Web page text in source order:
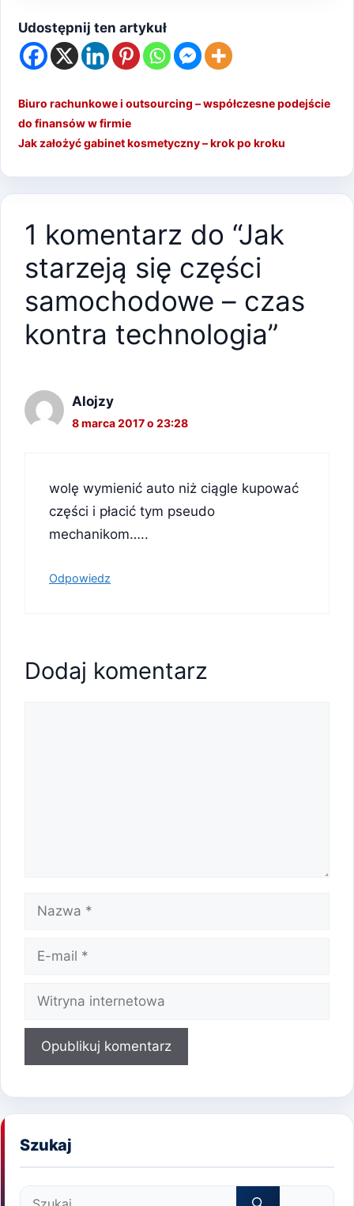
Udostępnij ten artykuł
Biuro rachunkowe i outsourcing – współczesne podejście
do finansów w firmie
Jak założyć gabinet kosmetyczny – krok po kroku
1 komentarz do “Jak
starzeją się części
samochodowe – czas
kontra technologia”
Alojzy
8 marca 2017 o 23:28
wolę wymienić auto niż ciągle kupować
części i płacić tym pseudo
mechanikom…..
Odpowiedz
Dodaj komentarz
Nazwa
Witryna
Szukaj
Szukaj: